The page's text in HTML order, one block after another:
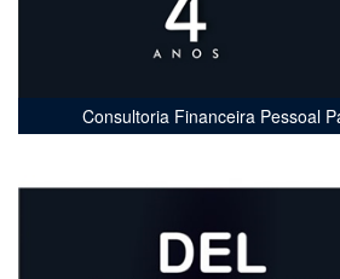
Consultoria Financeira Pessoal